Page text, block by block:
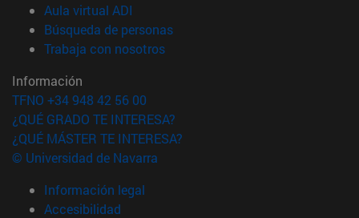
Aula virtual ADI
Búsqueda de personas(abre en nueva ventana)
Trabaja con nosotros(abre en nueva ventana)
Información
TFNO +34 948 42 56 00
¿QUÉ GRADO TE INTERESA?
¿QUÉ MÁSTER TE INTERESA?
© Universidad de Navarra
Información legal
Accesibilidad